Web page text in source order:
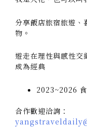
分享飯店旅宿旅遊、
物。
遊走在理性與感性交
成為經典
2023~2026
合作歡迎洽詢：